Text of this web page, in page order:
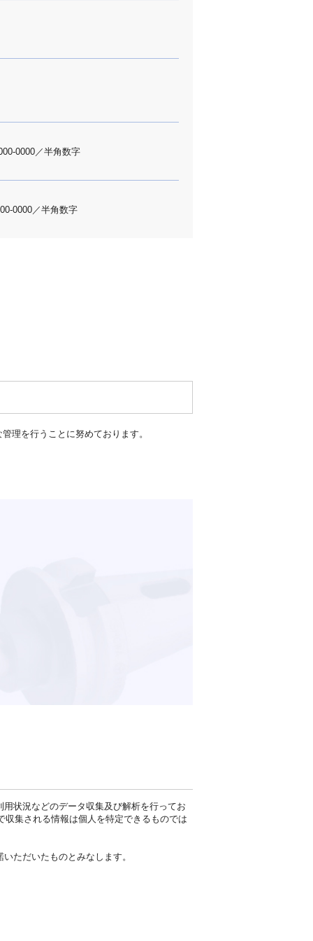
0000／半角数字
0000／半角数字
理を行うことに努めております。
状況などのデータ収集及び解析を行ってお
集される情報は個人を特定できるものでは
ただいたものとみなします。